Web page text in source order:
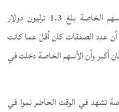
وأضاف: “حجم صفقات الأسهم الخاصة بلغ 1.3 ترليون دولار
من أن عدد الصفقات كان أقل عما كانت
كان أكبر وأن الأسهم الخاصة دخلت في
تشهد في الوقت الحاضر نموا في